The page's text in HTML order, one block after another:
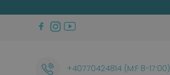
+40770424814 (M:F 8-17:00)